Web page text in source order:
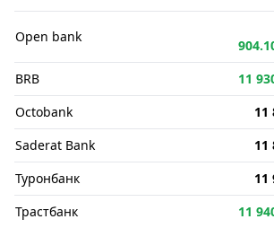
Open bank
BRB 11
Octobank 11
Saderat Bank
11
Туронбанк
11
Трастбанк 11